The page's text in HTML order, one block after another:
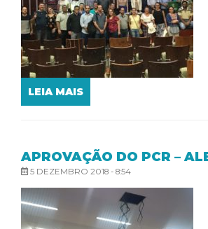
LEIA MAIS
APROVAÇÃO DO PCR –
5 DEZEMBRO 2018 - 8:54